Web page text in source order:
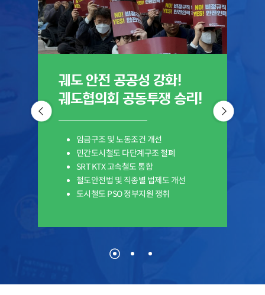
궤도 안전 공공성 강화!
궤도협의회 공동투쟁 승리!
임금구조 및 노동조건 개선
민간도시철도 다단계구조 철폐
SRT KTX 고속철도 통합
철도안전법 및 직종별 법제도 개선
도시철도 PSO 정부지원 쟁취